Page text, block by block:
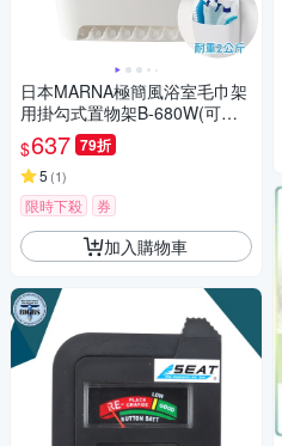
日本MARNA極簡風浴室毛巾架
用掛勾式置物架B-680W(可再
接1個置物籃;適毛巾桿Φ≦22m
m;耐重2kg;可通風瀝水)收納架
掛籃
$637 79折
5 (1)
限時下殺 券
加入購物車